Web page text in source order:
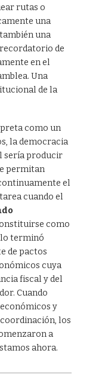
rutas o
una
una
de
en el
Una
de la
como un
la democracia
sería producir
permitan
el
cuando el
como
terminó
de pactos
cuya
fiscal y del
Cuando
y
los
a
ahora.